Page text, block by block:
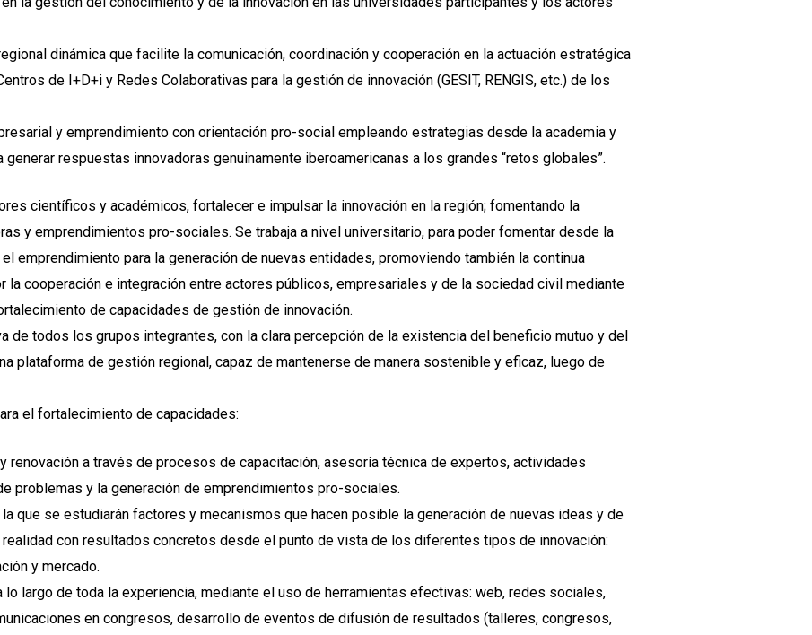
dinámica que facilite la comunicación, coordinación y cooperación en la actuación estratégica
de I+D+i y Redes Colaborativas para la gestión de innovación (GESIT, RENGIS, etc.) de los
y emprendimiento con orientación pro-social empleando estrategias desde la academia y
respuestas innovadoras genuinamente iberoamericanas a los grandes “retos globales”.
científicos y académicos, fortalecer e impulsar la innovación en la región; fomentando la
y emprendimientos pro-sociales. Se trabaja a nivel universitario, para poder fomentar desde la
emprendimiento para la generación de nuevas entidades, promoviendo también la continua
la cooperación e integración entre actores públicos, empresariales y de la sociedad civil mediante
de capacidades de gestión de innovación.
de todos los grupos integrantes, con la clara percepción de la existencia del beneficio mutuo y del
plataforma de gestión regional, capaz de mantenerse de manera sostenible y eficaz, luego de
el fortalecimiento de capacidades:
renovación a través de procesos de capacitación, asesoría técnica de expertos, actividades
problemas y la generación de emprendimientos pro-sociales.
que se estudiarán factores y mecanismos que hacen posible la generación de nuevas ideas y de
con resultados concretos desde el punto de vista de los diferentes tipos de innovación:
y mercado.
lo largo de toda la experiencia, mediante el uso de herramientas efectivas: web, redes sociales,
en congresos, desarrollo de eventos de difusión de resultados (talleres, congresos,